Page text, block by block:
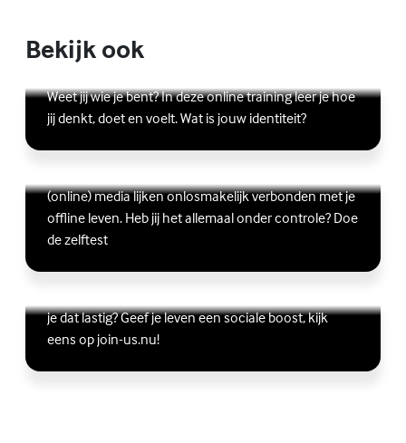
Bekijk ook
Online zelfhulptraining - Wie ben ik?
Weet jij wie je bent? In deze online training leer je hoe
jij denkt, doet en voelt. Wat is jouw identiteit?
Lees meer over Online zelfhulptraining - Wie ben ik?
(Externe link)
Ben jij digitaal in balans?
(online) media lijken onlosmakelijk verbonden met je
offline leven. Heb jij het allemaal onder controle? Doe
de zelftest
Lees meer over Ben jij digitaal in balans?
(Externe link)
Vriendschap
je dat lastig? Geef je leven een sociale boost, kijk
eens op join-us.nu!
Lees meer over Vriendschap
(Externe link)